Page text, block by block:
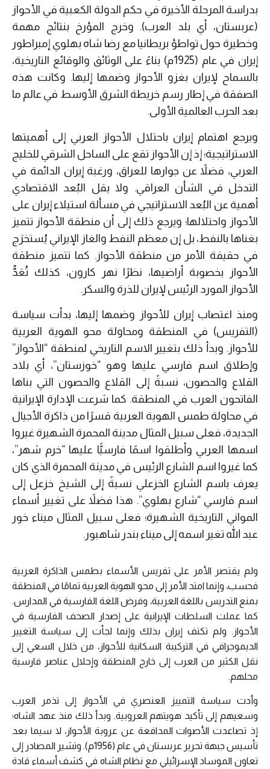
بدراسة المرحلة الأخيرة في حكم الدولة الكعبية في الأحواز
(عربستان، أي بلد العرب). وخرج المؤرخ بنتائج مهمة
وخطيرة حول تواطؤ بريطانيا مع رضا شاه بهلوي إمبراطور
إيران في عام (1925م) بناءً على الوثائق والوقائع التاريخية،
بالسماح لإيران بغزو الأحواز وضمها إليها. وكانت هذه
الصفقة في إطار رسم خريطة الشرق الأوسط في عالم ما
بعد الحرب العالمية الأولى.
ويرجع اهتمام إيران باحتلال الأحواز العربي إلى أهميتها
الاستراتيجية؛ إذ إن الأحواز تقع على الساحل الشرقي للخليج
العربي، فضلاً عن جوارها للعراق، ورغبة إيران الدائمة في
التدخل في الشأن العراقي. ولا يقل البُعد الاقتصادي
أهمية عن البُعد الاستراتيجي في مسألة استيلاء إيران على
الأحواز واحتلالها؛ ويرجع ذلك إلى أن منطقة الأحواز تتميز
بغناها بالنفط، بل إن معظم النفط والغاز الإيراني يُستخرَج
في حقيقة الأمر من منطقة الأحواز. كما تتميز منطقة
الأحواز بخصوبة أراضيها، نظرًا نهر كارون، كذلك تُعَدُّ
الأحواز المورد الرئيس لإيران للذرة والسكر.
ومنذ اغتصاب إيران للأحواز وضمها إليها، بدأت سياسة
(التفريس) في المنطقة ومحاولة محو الهوية العربية
للأحواز. وبدأ ذلك بتغيير الاسم التاريخي لمنطقة “الأحواز”
وإطلاق اسم فارسي عليها وهو “خوزستان”، أي بلاد
القلاع والحصون، نسبةً إلى القلاع والحصون التي بناها
الفاتحون العرب في المنطقة. كما شرعت الإدارة الإيرانية
في محاولة طمس الهوية العربية قسرًا من ذاكرة الأجيال
الجديدة، فعلى سبيل المثال مدينة المحمرة الشهيرة غيروا
اسمها العربي وأطلقوا اسمًا فارسيًّا عليها “خرم شهر”،
كما غيروا اسم الشارع الرئيس في مدينة المحمرة الذي كان
يعرف باسم الشارع الخزعلي نسبةً إلى الشيخ خزعل إلى
اسم فارسي “شارع بهلوي”. هذا فضلاً على تغيير أسماء
المواني التاريخية الشهيرة؛ فعلى سبيل المثال ميناء خور
عبد الله تغير اسمه إلى ميناء بندر شاهبور.
ولم يقتصر الأمر على تفريس الأسماء بطمس الذاكرة العربية
فحسب، وإنما امتد الأمر إلى محو الهوية العربية تمامًا في المنطقة
بمنع التدريس باللغة العربية، وفرض اللغة الفارسية في المدارس.
كما عملت السلطات الإيرانية على إصدار الصحف الفارسية في
الأحواز. ولم تكتف إيران بذلك وإنما لجأت إلى سياسة التغيير
الديموجرافي في التركيبة السكانية للأحواز، من خلال السعي إلى
نقل الكثير من العرب إلى خارج المنطقة وإحلال عناصر فارسية
محلهم.
وأدت سياسة التمييز العنصري في الأحواز إلى تذمر العرب
وسعيهم إلى تأكيد هويتهم العروبية. وبدأ ذلك منذ عهد الشاه؛
إذ تصاعدت الأصوات المدافعة عن عروبة الأحواز، لا سيما بعد
تأسيس جبهة تحرير عربستان في عام (1956م). وتشير المصادر إلى
تعاون الموساد الإسرائيلي مع نظام الشاه في كشف أسماء قادة